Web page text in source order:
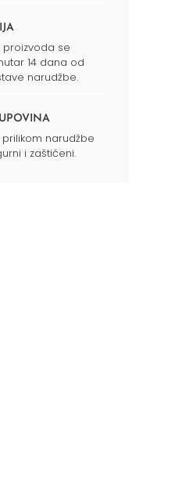
proizvoda se
14 dana od
narudžbe.
narudžbe
i zaštićeni.